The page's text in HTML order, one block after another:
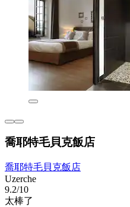
喬耶特毛貝克飯店
喬耶特毛貝克飯店
Uzerche
9.2/10
太棒了